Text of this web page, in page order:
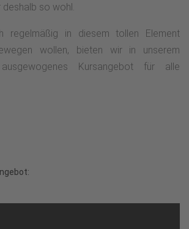
so wohl.
regelmäßig in diesem tollen Element
wollen, bieten wir in unserem
Kursangebot für alle